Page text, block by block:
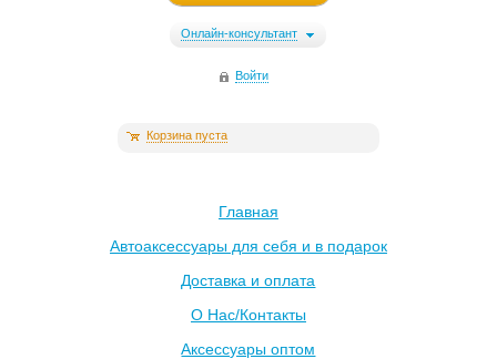
Онлайн-консультант
Войти
Корзина пуста
Главная
Автоаксессуары для себя и в подарок
Доставка и оплата
О Нас/Контакты
Аксессуары оптом